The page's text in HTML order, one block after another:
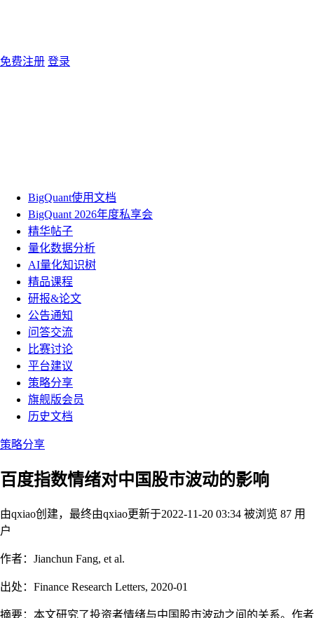
免费注册 登录
BigQuant使用文档
BigQuant 2026年度私享会
精华帖子
量化数据分析
AI量化知识树
精品课程
研报&论文
公告通知
问答交流
比赛讨论
平台建议
策略分享
旗舰版会员
历史文档
策略分享
百度指数情绪对中国股市波动的影响
由qxiao创建，最终由qxiao更新于2022-11-20 03:34 被浏览 87 用
户
作者：Jianchun Fang, et al.
出处：Finance Research Letters, 2020-01
摘要：本文研究了投资者情绪与中国股市波动之间的关系。作者